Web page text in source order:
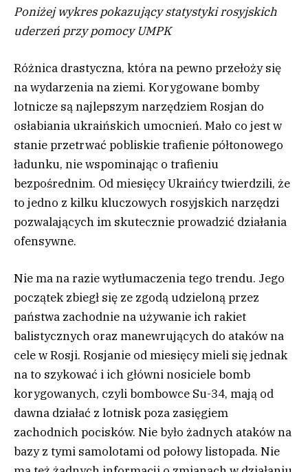
Poniżej wykres pokazujący statystyki rosyjskich
uderzeń przy pomocy UMPK
Różnica drastyczna, która na pewno przełoży się
na wydarzenia na ziemi. Korygowane bomby
lotnicze są najlepszym narzędziem Rosjan do
osłabiania ukraińskich umocnień. Mało co jest w
stanie przetrwać pobliskie trafienie półtonowego
ładunku, nie wspominając o trafieniu
bezpośrednim. Od miesięcy Ukraińcy twierdzili, że
to jedno z kilku kluczowych rosyjskich narzędzi
pozwalających im skutecznie prowadzić działania
ofensywne.
Nie ma na razie wytłumaczenia tego trendu. Jego
początek zbiegł się ze zgodą udzieloną przez
państwa zachodnie na używanie ich rakiet
balistycznych oraz manewrujących do ataków na
cele w Rosji. Rosjanie od miesięcy mieli się jednak
na to szykować i ich główni nosiciele bomb
korygowanych, czyli bombowce Su-34, mają od
dawna działać z lotnisk poza zasięgiem
zachodnich pocisków. Nie było żadnych ataków na
bazy z tymi samolotami od połowy listopada. Nie